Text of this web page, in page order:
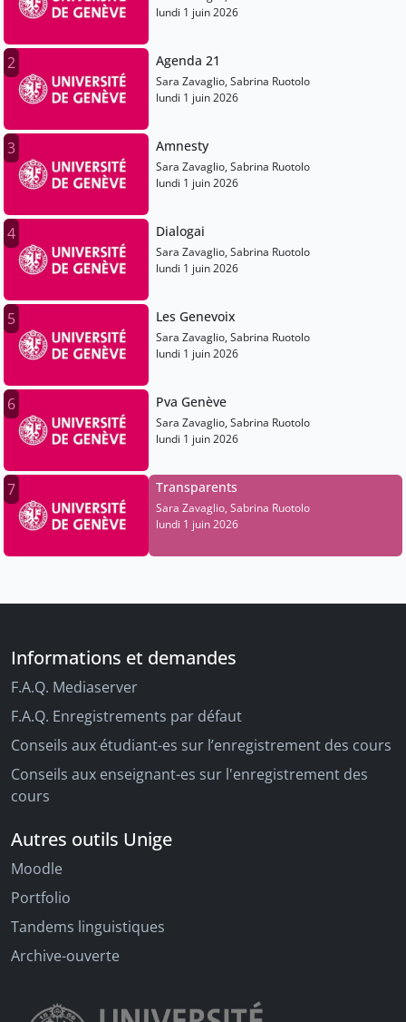
lundi 1 juin 2026
2 Agenda 21
Sara Zavaglio, Sabrina Ruotolo
lundi 1 juin 2026
3 Amnesty
Sara Zavaglio, Sabrina Ruotolo
lundi 1 juin 2026
4 Dialogai
Sara Zavaglio, Sabrina Ruotolo
lundi 1 juin 2026
5 Les Genevoix
Sara Zavaglio, Sabrina Ruotolo
lundi 1 juin 2026
6 Pva Genève
Sara Zavaglio, Sabrina Ruotolo
lundi 1 juin 2026
7 Transparents
Sara Zavaglio, Sabrina Ruotolo
lundi 1 juin 2026
Informations et demandes
F.A.Q. Mediaserver
F.A.Q. Enregistrements par défaut
Conseils aux étudiant-es sur l’enregistrement des cours
Conseils aux enseignant-es sur l'enregistrement des
cours
Autres outils Unige
Moodle
Portfolio
Tandems linguistiques
Archive-ouverte